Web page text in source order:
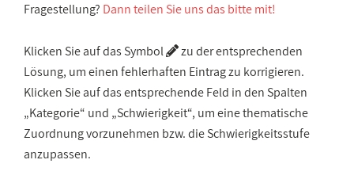
Fragestellung? Dann teilen Sie uns das bitte mit!
Klicken Sie auf das Symbol
zu der entsprechenden
Lösung, um einen fehlerhaften Eintrag zu korrigieren.
Klicken Sie auf das entsprechende Feld in den Spalten
„Kategorie“ und „Schwierigkeit“, um eine thematische
Zuordnung vorzunehmen bzw. die Schwierigkeitsstufe
anzupassen.